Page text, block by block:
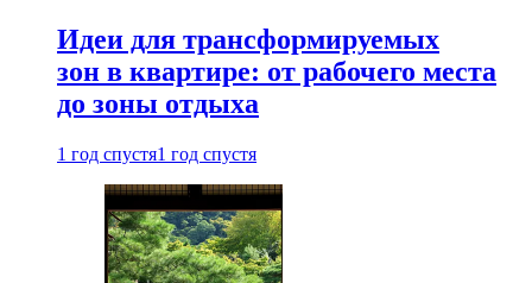
Идеи для трансформируемых
зон в квартире: от рабочего места
до зоны отдыха
1 год спустя1 год спустя